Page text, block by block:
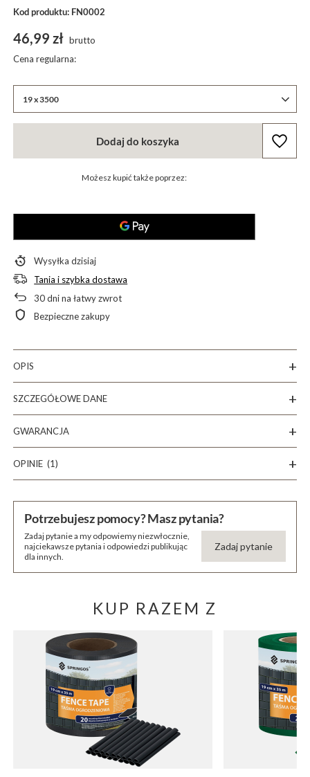
Kod produktu: FN0002
19 x 3500
46,99 zł brutto
Cena regularna:
Dodaj do koszyka
Możesz kupić także poprzez:
Wysyłkadzisiaj
Tania i szybka dostawa
30dni na łatwy zwrot
Bezpieczne zakupy
OPIS
SZCZEGÓŁOWE DANE
GWARANCJA
OPINIE (1)
Potrzebujesz pomocy? Masz pytania?
Zadaj pytanie a my odpowiemy niezwłocznie,
najciekawsze pytania i odpowiedzi publikując
dla innych.
Zadaj pytanie
KUP RAZEM Z